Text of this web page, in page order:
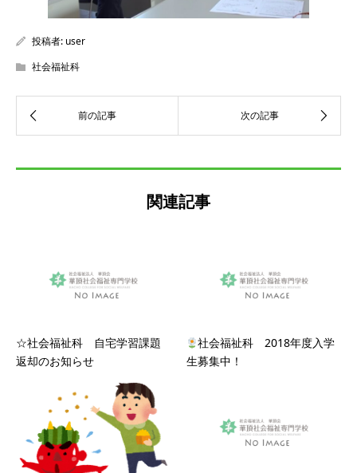
投稿者: user
社会福祉科
関連記事
☆社会福祉科 自宅学習課題
返却のお知らせ
社会福祉科 2018年度入学
生募集中！